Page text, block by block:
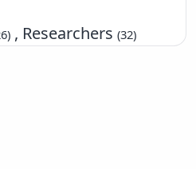
, Researchers(32)